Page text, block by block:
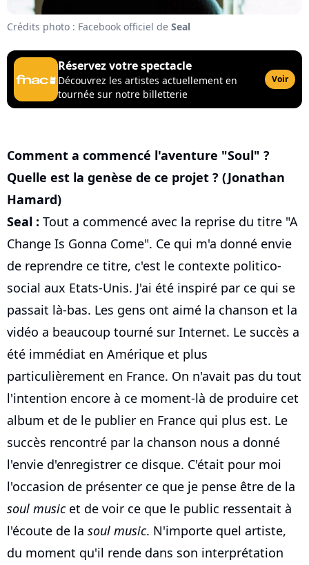
Crédits photo : Facebook officiel de Seal
Réservez votre spectacle
Découvrez les artistes actuellement en
tournée sur notre billetterie
Voir
Comment a commencé l'aventure "Soul" ?
Quelle est la genèse de ce projet ? (Jonathan
Hamard)
Seal : Tout a commencé avec la reprise du titre "A
Change Is Gonna Come". Ce qui m'a donné envie
de reprendre ce titre, c'est le contexte politico-
social aux Etats-Unis. J'ai été inspiré par ce qui se
passait là-bas. Les gens ont aimé la chanson et la
vidéo a beaucoup tourné sur Internet. Le succès a
été immédiat en Amérique et plus
particulièrement en France. On n'avait pas du tout
l'intention encore à ce moment-là de produire cet
album et de le publier en France qui plus est. Le
succès rencontré par la chanson nous a donné
l'envie d'enregistrer ce disque. C'était pour moi
l'occasion de présenter ce que je pense être de la
soul musicet de voir ce que le public ressentait à
l'écoute de la soul music. N'importe quel artiste,
du moment qu'il rende dans son interprétation